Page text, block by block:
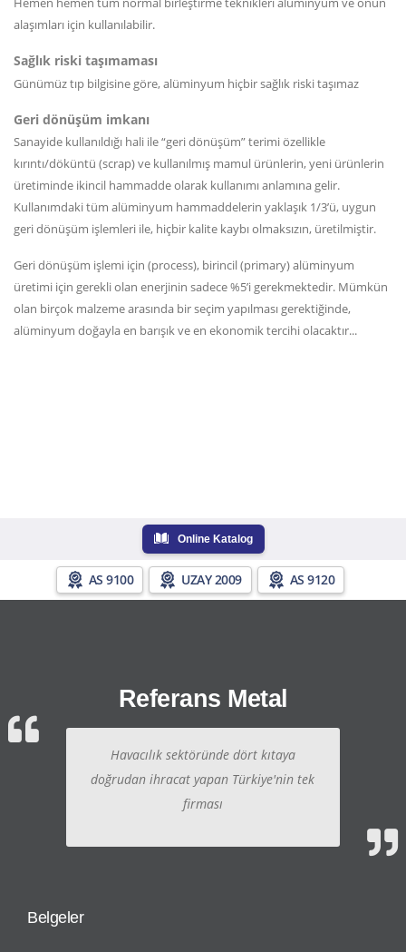
alaşımları için kullanılabilir.
Sağlık riski taşımaması
Günümüz tıp bilgisine göre, alüminyum hiçbir sağlık riski taşımaz
Geri dönüşüm imkanı
Sanayide kullanıldığı hali ile “geri dönüşüm” terimi özellikle
kırıntı/döküntü (scrap) ve kullanılmış mamul ürünlerin, yeni ürünlerin
üretiminde ikincil hammadde olarak kullanımı anlamına gelir.
Kullanımdaki tüm alüminyum hammaddelerin yaklaşık 1/3’ü, uygun
geri dönüşüm işlemleri ile, hiçbir kalite kaybı olmaksızın, üretilmiştir.
Geri dönüşüm işlemi için (process), birincil (primary) alüminyum
üretimi için gerekli olan enerjinin sadece %5’i gerekmektedir. Mümkün
olan birçok malzeme arasında bir seçim yapılması gerektiğinde,
alüminyum doğayla en barışık ve en ekonomik tercihi olacaktır...
Online Katalog
AS 9100 UZAY 2009 AS 9120
Referans Metal
Havacılık sektöründe dört kıtaya
doğrudan ihracat yapan Türkiye'nin tek
firması
Belgeler